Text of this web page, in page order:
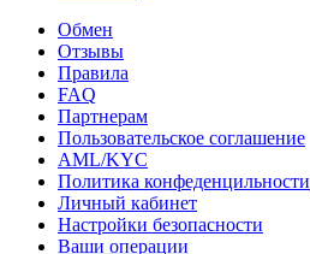
Обмен
Отзывы
Правила
FAQ
Партнерам
Пользовательское соглашение
AML/KYC
Политика конфеденцильности
Личный кабинет
Настройки безопасности
Ваши операции